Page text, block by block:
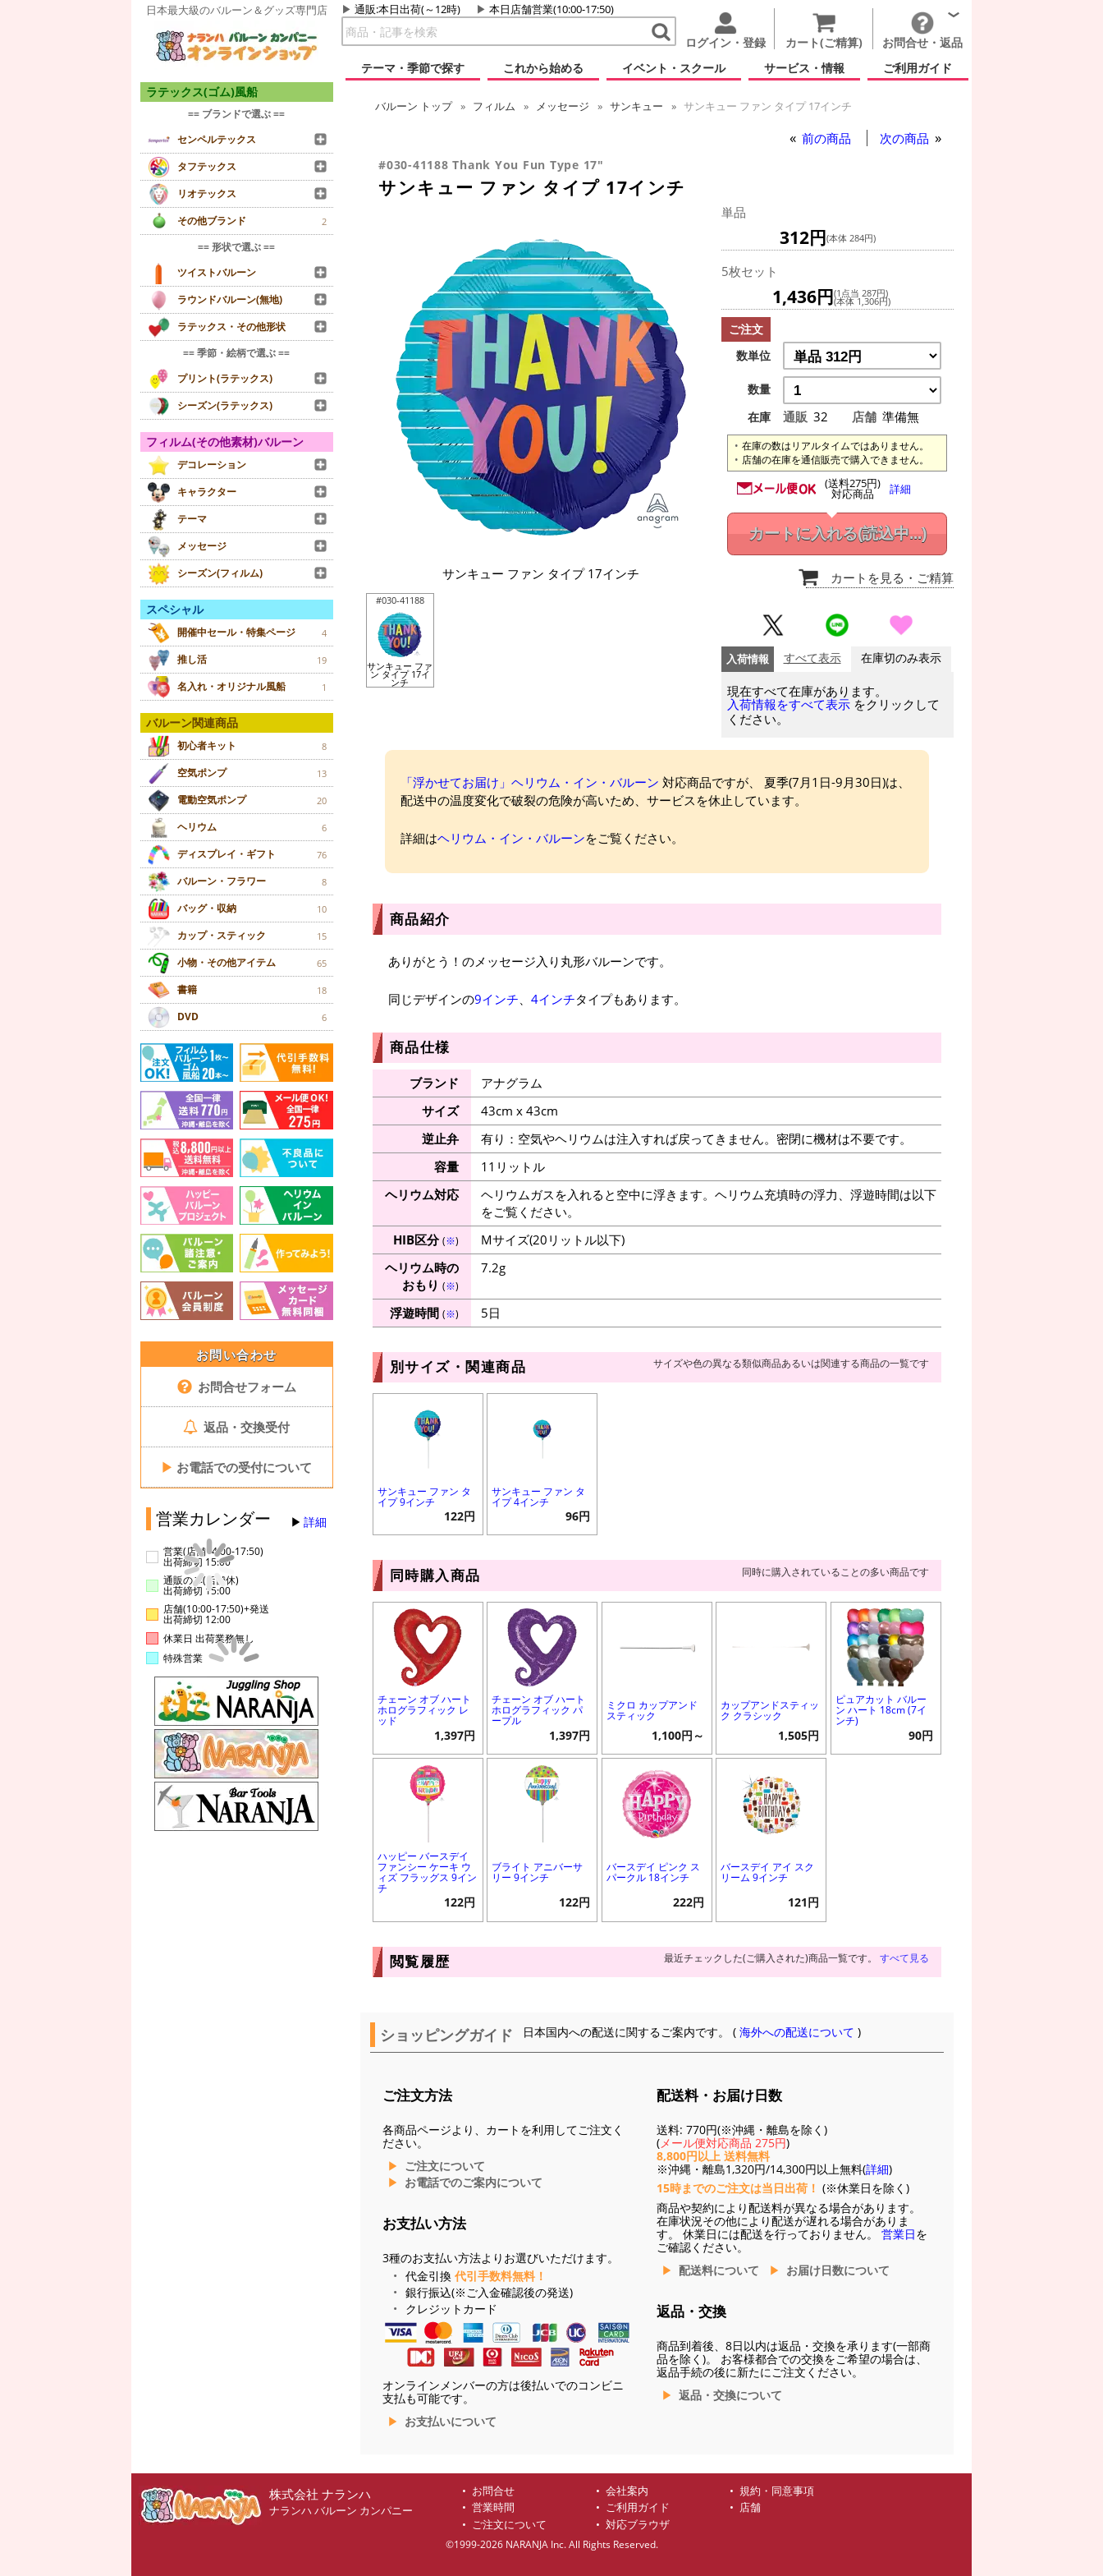
日本最大級のバルーン＆グッズ専門店 通販:本日出荷(～12時) 本日店舗営業(10:00-17:50)
ログイン・登録 カート(ご精算)
お問合せ・返品
テーマ・季節で探す
これから始める イベント・スクール サービス・情報 ご利用ガイド
ラテックス(ゴム)風船
== ブランドで選ぶ ==
センペルテックス
タフテックス
リオテックス
その他ブランド
2
== 形状で選ぶ ==
ツイストバルーン
ラウンドバルーン(無地)
ラテックス・その他形状
== 季節・絵柄で選ぶ ==
プリント(ラテックス)
シーズン(ラテックス)
フィルム(その他素材)バルーン
デコレーション
キャラクター
テーマ
メッセージ
シーズン(フィルム)
スペシャル
開催中セール・特集ページ 4
推し活 19
名入れ・オリジナル風船 1
バルーン関連商品
初心者キット 8
空気ポンプ 13
電動空気ポンプ 20
ヘリウム 6
ディスプレイ・ギフト 76
バルーン・フラワー 8
バッグ・収納 10
カップ・スティック 15
小物・その他アイテム 65
書籍 18
DVD 6
お問い合わせ
お問合せフォーム
返品・交換受付
▶ お電話での受付について
営業カレンダー 詳細
営業(店舗14:00-17:50)
出荷締切 15:00
通販のみ(店舗休)
出荷締切 15:00
店舗(10:00-17:50)+発送
出荷締切 12:00
休業日 出荷業務無し
特殊営業
バルーン トップ フィルム メッセージ サンキュー サンキュー ファン タイプ 17インチ
前の商品 次の商品
#030-41188 Thank You Fun Type 17"
サンキュー ファン タイプ 17インチ
サンキュー ファン タイプ 17インチ
#030-41188
サンキュー ファ
ン タイプ 17イ
ンチ
単品
312円(本体 284円)
5枚セット
1,436円(1点当 287円)
(本体 1,306円)
ご注文
数単位
数量
在庫
通販 32 店舗 準備無
在庫の数はリアルタイムではありません。
店舗の在庫を通信販売で購入できません。
(送料275円)
対応商品 詳細
カートに入れる(読込中...)
カートを見る ・ご精算
入荷情報 すべて表示 在庫切のみ表示
現在すべて在庫があります。
入荷情報をすべて表示 をクリックして
ください。
「浮かせてお届け」ヘリウム・イン・バルーン 対応商品ですが、 夏季(7月1日-9月30日)は、
配送中の温度変化で破裂の危険が高いため、サービスを休止しています。
詳細はヘリウム・イン・バルーンをご覧ください。
商品紹介
ありがとう！のメッセージ入り丸形バルーンです。
同じデザインの9インチ 4インチタイプもあります。
商品仕様
ブランド
アナグラム
サイズ
43cm x 43cm
逆止弁
有り：空気やヘリウムは注入すれば戻ってきません。密閉に機材は不要です。
容量
11リットル
ヘリウム対応
ヘリウムガスを入れると空中に浮きます。ヘリウム充填時の浮力、浮遊時間は以下
をご覧ください。
HIB区分(※)
Mサイズ(20リットル以下)
ヘリウム時の
おもり (※)
7.2g
浮遊時間 (※) 5日
別サイズ・関連商品 サイズや色の異なる類似商品あるいは関連する商品の一覧です
サンキュー ファン タ
イプ 9インチ
122円
サンキュー ファン タ
イプ 4インチ
96円
同時購入商品 同時に購入されていることの多い商品です
チェーン オブ ハート
ホログラフィック レ
ッド
1,397円
チェーン オブ ハート
ホログラフィック パ
ープル
1,397円
ミクロ カップアンド
スティック
1,100円～
カップアンドスティッ
ク クラシック
1,505円
ピュアカット バルー
ン ハート 18cm (7イ
ンチ)
90円
ハッピー バースデイ
ファンシー ケーキ ウ
ィズ フラッグス 9イン
チ
122円
ブライト アニバーサ
リー 9インチ
122円
バースデイ ピンク ス
パークル 18インチ
222円
バースデイ アイ スク
リーム 9インチ
121円
閲覧履歴 最近チェックした(ご購入された)商品一覧です。 すべて見る
ショッピングガイド 日本国内への配送に関するご案内です。 (海外への配送について )
ご注文方法
各商品ページより、カートを利用してご注文く
ださい。
ご注文について
お電話でのご案内について
お支払い方法
3種のお支払い方法よりお選びいただけます。
代金引換 代引手数料無料！
銀行振込(※ご入金確認後の発送)
クレジットカード
オンラインメンバーの方は後払いでのコンビニ
支払も可能です。
お支払いについて
配送料・お届け日数
送料: 770円(※沖縄・離島を除く)
( メール便対応商品 275円)
8,800円以上 送料無料
※沖縄・離島1,320円/14,300円以上無料(詳細)
15時までのご注文は当日出荷！ (※休業日を除く)
商品や契約により配送料が異なる場合があります。
在庫状況その他により配送が遅れる場合がありま
す。 休業日には配送を行っておりません。 営業日を
ご確認ください。
配送料について
お届け日数について
返品・交換
商品到着後、8日以内は返品・交換を承ります(一部商
品を除く)。 お客様都合での交換をご希望の場合は、
返品手続の後に新たにご注文ください。
返品・交換について
株式会社 ナランハ
ナランハ バルーン カンパニー
お問合せ 会社案内
規約・同意事項
営業時間
ご利用ガイド
店舗
ご注文について
対応ブラウザ
©1999-2026 NARANJA Inc. All Rights Reserved.